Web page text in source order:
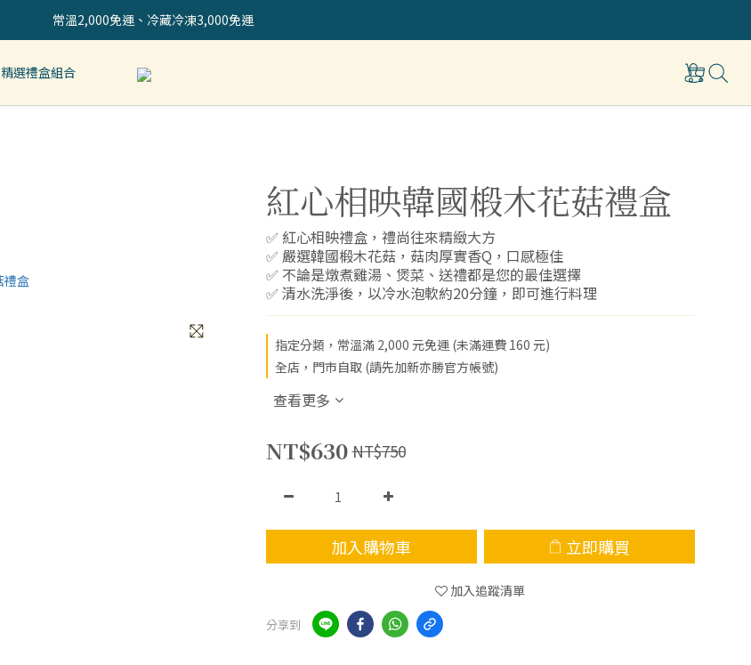
常溫2,000免運、冷藏冷凍3,000免運
精選禮盒組合
紅心相映韓國椴木花菇禮盒
✅ 紅心相映禮盒，禮尚往來精緻大方
✅ 嚴選韓國椴木花菇，菇肉厚實香Q，口感極佳
✅ 不論是燉煮雞湯、煲菜、送禮都是您的最佳選擇
✅ 清水洗淨後，以冷水泡軟約20分鐘，即可進行料理
指定分類，常溫滿 2,000 元免運 (未滿運費 160 元)
全店，門市自取 (請先加新亦勝官方帳號)
查看更多
NT$630NT$750
加入購物車 立即購買
加入追蹤清單
分享到